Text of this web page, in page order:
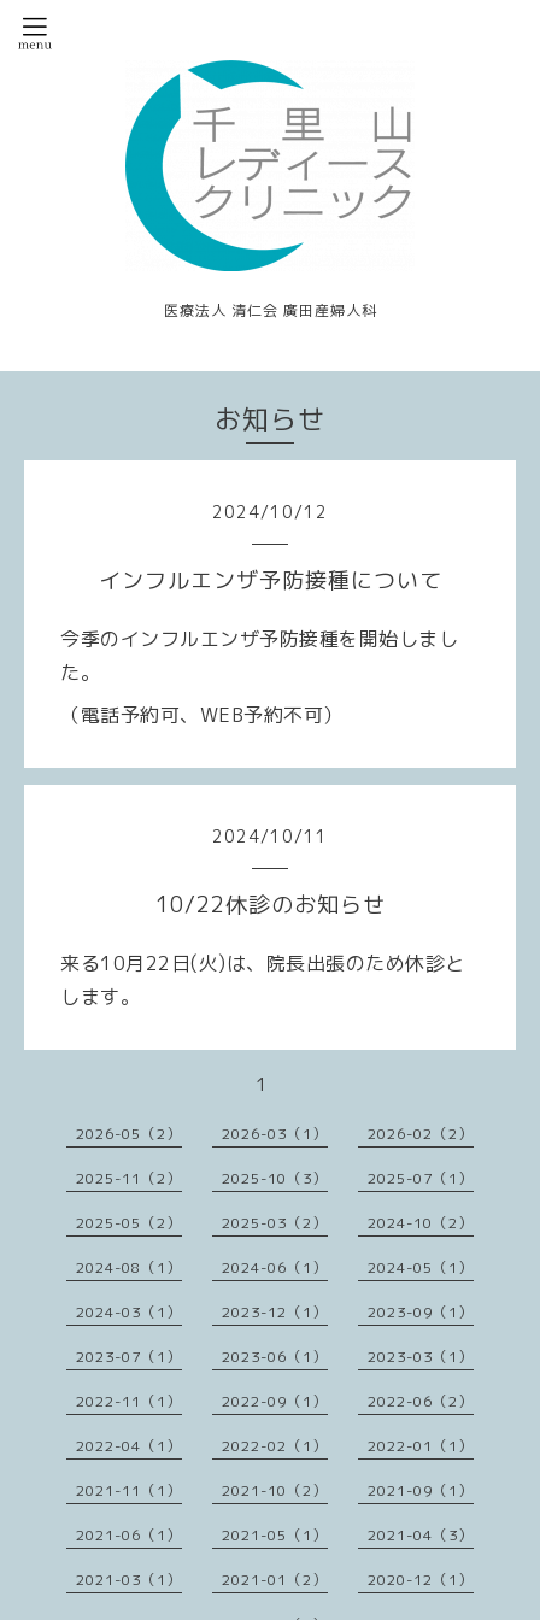
医療法人 清仁会 廣田産婦人科
お知らせ
2024/10/12
インフルエンザ予防接種について
今季のインフルエンザ予防接種を開始しまし
た。
（電話予約可、WEB予約不可）
2024/10/11
10/22休診のお知らせ
来る10月22日(火)は、院長出張のため休診と
します。
1
2026-05（2） 2026-03（1） 2026-02（2）
2025-11（2） 2025-10（3） 2025-07（1）
2025-05（2） 2025-03（2） 2024-10（2）
2024-08（1） 2024-06（1） 2024-05（1）
2024-03（1） 2023-12（1） 2023-09（1）
2023-07（1） 2023-06（1） 2023-03（1）
2022-11（1） 2022-09（1） 2022-06（2）
2022-04（1） 2022-02（1） 2022-01（1）
2021-11（1） 2021-10（2） 2021-09（1）
2021-06（1） 2021-05（1） 2021-04（3）
2021-03（1） 2021-01（2） 2020-12（1）